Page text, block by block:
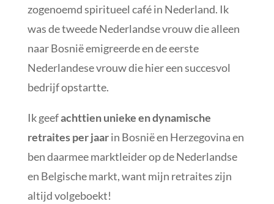
zogenoemd spiritueel café in Nederland. Ik
was de tweede Nederlandse vrouw die alleen
naar Bosnië emigreerde en de eerste
Nederlandese vrouw die hier een succesvol
bedrijf opstartte.
Ik geefachttien unieke en dynamische
retraites per jaarin Bosnië en Herzegovina en
ben daarmee marktleider op de Nederlandse
en Belgische markt, want mijn retraites zijn
altijd volgeboekt!